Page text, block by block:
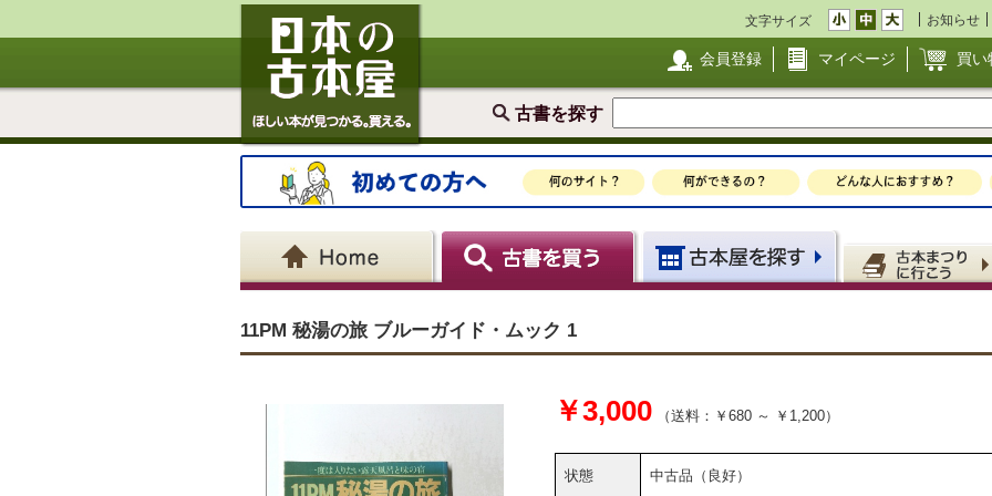
文字サイズ お知らせ
会員登録 マイページ 買い
古書を探す
11PM 秘湯の旅 ブルーガイド・ムック 1
￥3,000 （送料：￥680 ～ ￥1,200）
状態 中古品（良好）